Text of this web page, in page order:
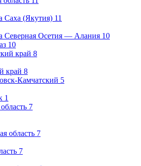
Саха (Якутия) 11
Северная Осетия — Алания 10
10
край 8
край 8
Камчатский 5
1
7
область 7
7